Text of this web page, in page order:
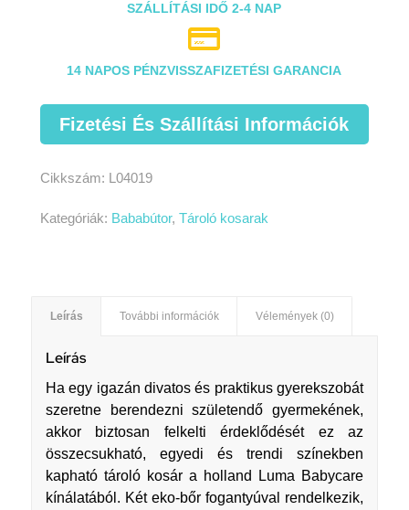
SZÁLLÍTÁSI IDŐ 2-4 NAP

14 NAPOS PÉNZVISSZAFIZETÉSI GARANCIA
Fizetési És Szállítási Információk
Cikkszám: L04019
Kategóriák: Bababútor, Tároló kosarak
Leírás További információk Vélemények (0)
Leírás
Ha egy igazán divatos és praktikus gyerekszobát
szeretne berendezni születendő gyermekének,
akkor biztosan felkelti érdeklődését ez az
összecsukható, egyedi és trendi színekben
kapható tároló kosár a holland Luma Babycare
kínálatából. Két eko-bőr fogantyúval rendelkezik,